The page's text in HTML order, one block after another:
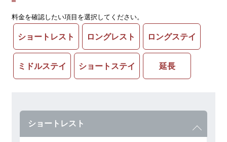
料金を確認したい項目を選択してください。
ショートレスト ロングレスト ロングステイ
ミドルステイ ショートステイ 延長
ショートレスト